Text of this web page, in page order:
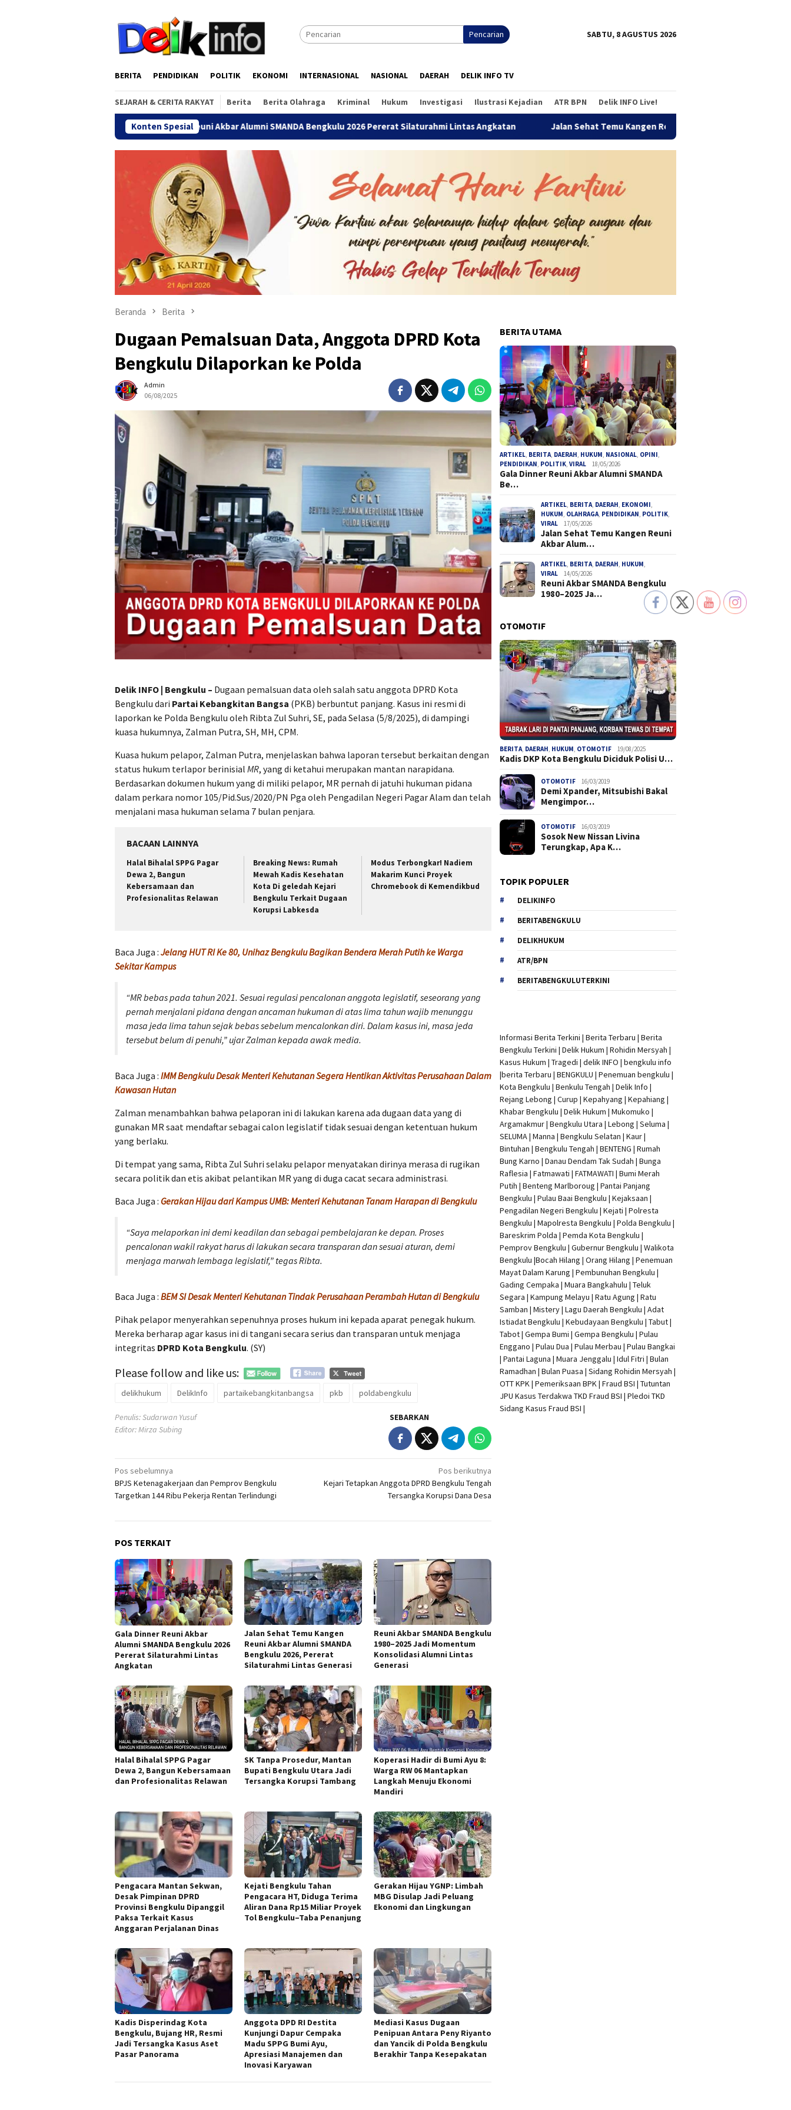
Pencarian SABTU, 8 AGUSTUS 2026
BERITA PENDIDIKAN POLITIK EKONOMI INTERNASIONAL NASIONAL DAERAH DELIK INFO TV
SEJARAH & CERITA RAKYAT Berita Berita Olahraga Kriminal Hukum Investigasi Ilustrasi Kejadian ATR BPN Delik INFO Live!
Konten Spesial
Gala Dinner Reuni Akbar Alumni SMANDA Bengkulu 2026 Pererat Silaturahmi Lintas Angkatan Jalan Sehat Temu Kangen Reuni Akbar Alumni SMANDA Bengkulu 2026, Pererat
Beranda Berita
Dugaan Pemalsuan Data, Anggota DPRD Kota
Bengkulu Dilaporkan ke Polda
Admin
06/08/2025
Delik INFO | Bengkulu – Dugaan pemalsuan data oleh salah satu anggota DPRD Kota
Bengkulu dari Partai Kebangkitan Bangsa (PKB) berbuntut panjang. Kasus ini resmi di
laporkan ke Polda Bengkulu oleh Ribta Zul Suhri, SE, pada Selasa (5/8/2025), di dampingi
kuasa hukumnya, Zalman Putra, SH, MH, CPM.
Kuasa hukum pelapor, Zalman Putra, menjelaskan bahwa laporan tersebut berkaitan dengan
status hukum terlapor berinisial MR, yang di ketahui merupakan mantan narapidana.
Berdasarkan dokumen hukum yang di miliki pelapor, MR pernah di jatuhi hukuman pidana
dalam perkara nomor 105/Pid.Sus/2020/PN Pga oleh Pengadilan Negeri Pagar Alam dan telah
menjalani masa hukuman selama 7 bulan penjara.
BACAAN LAINNYA
Halal Bihalal SPPG Pagar
Dewa 2, Bangun
Kebersamaan dan
Profesionalitas Relawan
Breaking News: Rumah
Mewah Kadis Kesehatan
Kota Di geledah Kejari
Bengkulu Terkait Dugaan
Korupsi Labkesda
Modus Terbongkar! Nadiem
Makarim Kunci Proyek
Chromebook di Kemendikbud
Baca Juga : Jelang HUT RI Ke 80, Unihaz Bengkulu Bagikan Bendera Merah Putih ke Warga
Sekitar Kampus
“MR bebas pada tahun 2021. Sesuai regulasi pencalonan anggota legislatif, seseorang yang
pernah menjalani pidana dengan ancaman hukuman di atas lima tahun wajib menunggu
masa jeda lima tahun sejak bebas sebelum mencalonkan diri. Dalam kasus ini, masa jeda
tersebut belum di penuhi,” ujar Zalman kepada awak media.
Baca Juga : IMM Bengkulu Desak Menteri Kehutanan Segera Hentikan Aktivitas Perusahaan Dalam
Kawasan Hutan
Zalman menambahkan bahwa pelaporan ini di lakukan karena ada dugaan data yang di
gunakan MR saat mendaftar sebagai calon legislatif tidak sesuai dengan ketentuan hukum
yang berlaku.
Di tempat yang sama, Ribta Zul Suhri selaku pelapor menyatakan dirinya merasa di rugikan
secara politik dan etis akibat pelantikan MR yang di duga cacat secara administrasi.
Baca Juga : Gerakan Hijau dari Kampus UMB: Menteri Kehutanan Tanam Harapan di Bengkulu
“Saya melaporkan ini demi keadilan dan sebagai pembelajaran ke depan. Proses
pencalonan wakil rakyat harus di lakukan secara transparan dan sesuai aturan, demi
menjaga marwah lembaga legislatif,” tegas Ribta.
Baca Juga : BEM SI Desak Menteri Kehutanan Tindak Perusahaan Perambah Hutan di Bengkulu
Pihak pelapor menyerahkan sepenuhnya proses hukum ini kepada aparat penegak hukum.
Mereka berharap agar kasus ini di tangani secara serius dan transparan untuk menjaga
integritas DPRD Kota Bengkulu. (SY)
Please follow and like us:
delikhukum DelikInfo partaikebangkitanbangsa pkb poldabengkulu
Penulis: Sudarwan Yusuf
Editor: Mirza Subing
SEBARKAN
Navigasi
pos
Pos sebelumnya
BPJS Ketenagakerjaan dan Pemprov Bengkulu
Targetkan 144 Ribu Pekerja Rentan Terlindungi
Pos berikutnya
Kejari Tetapkan Anggota DPRD Bengkulu Tengah
Tersangka Korupsi Dana Desa
POS TERKAIT
Gala Dinner Reuni Akbar
Alumni SMANDA Bengkulu 2026
Pererat Silaturahmi Lintas
Angkatan
Jalan Sehat Temu Kangen
Reuni Akbar Alumni SMANDA
Bengkulu 2026, Pererat
Silaturahmi Lintas Generasi
Reuni Akbar SMANDA Bengkulu
1980–2025 Jadi Momentum
Konsolidasi Alumni Lintas
Generasi
Halal Bihalal SPPG Pagar
Dewa 2, Bangun Kebersamaan
dan Profesionalitas Relawan
SK Tanpa Prosedur, Mantan
Bupati Bengkulu Utara Jadi
Tersangka Korupsi Tambang
Koperasi Hadir di Bumi Ayu 8:
Warga RW 06 Mantapkan
Langkah Menuju Ekonomi
Mandiri
Pengacara Mantan Sekwan,
Desak Pimpinan DPRD
Provinsi Bengkulu Dipanggil
Paksa Terkait Kasus
Anggaran Perjalanan Dinas
Kejati Bengkulu Tahan
Pengacara HT, Diduga Terima
Aliran Dana Rp15 Miliar Proyek
Tol Bengkulu–Taba Penanjung
Gerakan Hijau YGNP: Limbah
MBG Disulap Jadi Peluang
Ekonomi dan Lingkungan
Kadis Disperindag Kota
Bengkulu, Bujang HR, Resmi
Jadi Tersangka Kasus Aset
Pasar Panorama
Anggota DPD RI Destita
Kunjungi Dapur Cempaka
Madu SPPG Bumi Ayu,
Apresiasi Manajemen dan
Inovasi Karyawan
Mediasi Kasus Dugaan
Penipuan Antara Peny Riyanto
dan Yancik di Polda Bengkulu
Berakhir Tanpa Kesepakatan
BERITA UTAMA
ARTIKEL BERITA DAERAH HUKUM NASIONAL OPINI
PENDIDIKAN POLITIK ,VIRAL 18/05/2026
Gala Dinner Reuni Akbar Alumni SMANDA
Be…
ARTIKEL BERITA DAERAH EKONOMI
HUKUM OLAHRAGA PENDIDIKAN POLITIK
VIRAL
17/05/2026
Jalan Sehat Temu Kangen Reuni
Akbar Alum…
ARTIKEL BERITA DAERAH HUKUM
VIRAL
14/05/2026
Reuni Akbar SMANDA Bengkulu
1980–2025 Ja…
OTOMOTIF
BERITA DAERAH HUKUM OTOMOTIF 19/08/2025
Kadis DKP Kota Bengkulu Diciduk Polisi U…
OTOMOTIF 16/03/2019
Demi Xpander, Mitsubishi Bakal
Mengimpor…
OTOMOTIF 16/03/2019
Sosok New Nissan Livina
Terungkap, Apa K…
TOPIK POPULER
DELIKINFO
BERITABENGKULU
DELIKHUKUM
ATR/BPN
BERITABENGKULUTERKINI
Informasi Berita Terkini |Berita Terbaru |Berita
Bengkulu Terkini |Delik Hukum |Rohidin Mersyah |
Kasus Hukum |Tragedi | delik INFO |bengkulu info
|berita Terbaru | BENGKULU |Penemuan bengkulu |
Kota Bengkulu | Benkulu Tengah |Delik Info |
Rejang Lebong | Curup | Kepahyang | Kepahiang |
Khabar Bengkulu |Delik Hukum | Mukomuko |
Argamakmur | Bengkulu Utara | Lebong | Seluma |
SELUMA | Manna | Bengkulu Selatan | Kaur |
Bintuhan | Bengkulu Tengah | BENTENG | Rumah
Bung Karno | Danau Dendam Tak Sudah | Bunga
Raflesia | Fatmawati | FATMAWATI | Bumi Merah
Putih | Benteng Marlboroug | Pantai Panjang
Bengkulu | Pulau Baai Bengkulu | Kejaksaan |
Pengadilan Negeri Bengkulu | Kejati |Polresta
Bengkulu |Mapolresta Bengkulu | Polda Bengkulu |
Bareskrim Polda | Pemda Kota Bengkulu |
Pemprov Bengkulu |Gubernur Bengkulu | Walikota
Bengkulu |Bocah Hilang | Orang Hilang |Penemuan
Mayat Dalam Karung |Pembunuhan Bengkulu |
Gading Cempaka | Muara Bangkahulu | Teluk
Segara | Kampung Melayu | Ratu Agung | Ratu
Samban | Mistery | Lagu Daerah Bengkulu | Adat
Istiadat Bengkulu | Kebudayaan Bengkulu | Tabut |
Tabot | Gempa Bumi | Gempa Bengkulu |Pulau
Enggano | Pulau Dua | Pulau Merbau | Pulau Bangkai
| Pantai Laguna | Muara Jenggalu | Idul Fitri | Bulan
Ramadhan | Bulan Puasa |Sidang Rohidin Mersyah |
OTT KPK | Pemeriksaan BPK | Fraud BSI |Tutuntan
JPU Kasus Terdakwa TKD Fraud BSI |Pledoi TKD
Sidang Kasus Fraud BSI |